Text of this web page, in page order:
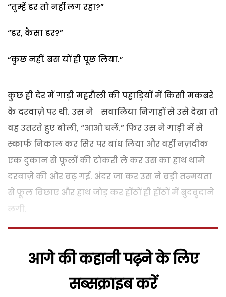
“तुम्हें डर तो नहीं लग रहा?”
“डर, कैसा डर?”
“कुछ नहीं. बस यों ही पूछ लिया.”
कुछ ही देर में गाड़ी महरौली की पहाड़ियों में किसी मकबरे
के दरवाज़े पर थी. उस ने
सवालिया निगाहों से उसे देखा तो
वह उतरते हुए बोली, “आओ चलें.” फिर उस ने गाड़ी में से
स्कार्फ निकाल कर सिर पर बांध लिया और वहीं नज़दीक
एक दुकान से फूलों की टोकरी ले कर उस का हाथ थामे
दरवाज़े की ओर बढ़ गई. अंदर जा कर उस ने बड़ी तन्मयता
से फूल बिछाए और हाथ जोड़ कर होंठों ही होंठों में बुदबुदाने
लगी.
आगे की कहानी पढ़ने के लिए
सब्सक्राइब करें